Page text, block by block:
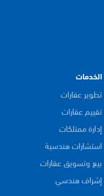
الخدمات
تطوير عقارات
تقييم عقارات
إدارة ممتلكات
استشارات هندسية
بيع وتسويق عقارات
إشراف هندسي